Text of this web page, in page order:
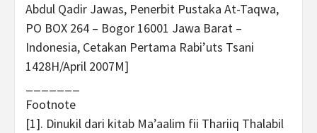
Abdul Qadir Jawas, Penerbit Pustaka At-Taqwa,
PO BOX 264 – Bogor 16001 Jawa Barat –
Indonesia, Cetakan Pertama Rabi’uts Tsani
1428H/April 2007M]
Footnote
[1]. Dinukil dari kitab Ma’aalim fii Thariiq Thalabil